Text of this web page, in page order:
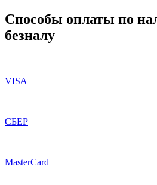
Способы оплаты по
безналу
VISA
СБЕР
MasterCard